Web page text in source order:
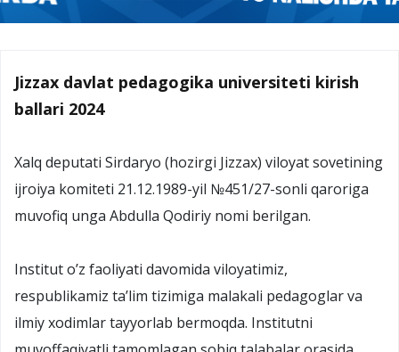
Jizzax davlat pedagogika universiteti kirish
ballari 2024
Xalq deputati Sirdaryo (hozirgi Jizzax) viloyat sovetining
ijroiya komiteti 21.12.1989-yil №451/27-sonli qaroriga
muvofiq unga Abdulla Qodiriy nomi berilgan.
Institut o’z faoliyati davomida viloyatimiz,
respublikamiz ta’lim tizimiga malakali pedagoglar va
ilmiy xodimlar tayyorlab bermoqda. Institutni